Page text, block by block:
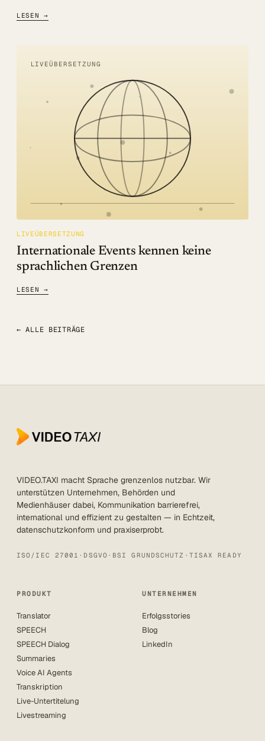
LESEN →
LIVEÜBERSETZUNG
LIVEÜBERSETZUNG
Internationale Events kennen keine
sprachlichen Grenzen
LESEN →
← ALLE BEITRÄGE
VIDEO.TAXI macht Sprache grenzenlos nutzbar. Wir
unterstützen Unternehmen, Behörden und
Medienhäuser dabei, Kommunikation barrierefrei,
international und effizient zu gestalten — in Echtzeit,
datenschutzkonform und praxiserprobt.
ISO/IEC 27001 · DSGVO · BSI GRUNDSCHUTZ · TISAX READY
PRODUKT
Translator
SPEECH
SPEECH Dialog
Summaries
Voice AI Agents
Transkription
Live-Untertitelung
Livestreaming
UNTERNEHMEN
Erfolgsstories
Blog
LinkedIn